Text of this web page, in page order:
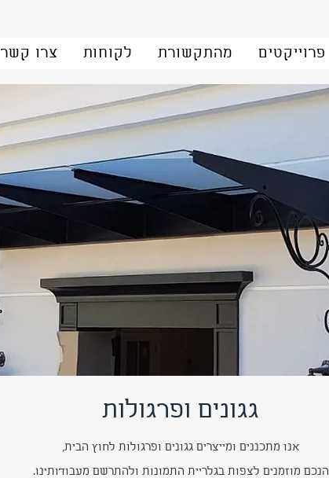
צרו קשר לקוחות מהתקשורת פרוייקטים
גגונים ופרגולות
אנו מתכננים ומייצרים גגונים ופרגולות לחוץ הבית,
הנכם מוזמנים לצפות בגלריית התמונות ולהתרשם מעבודותינו.